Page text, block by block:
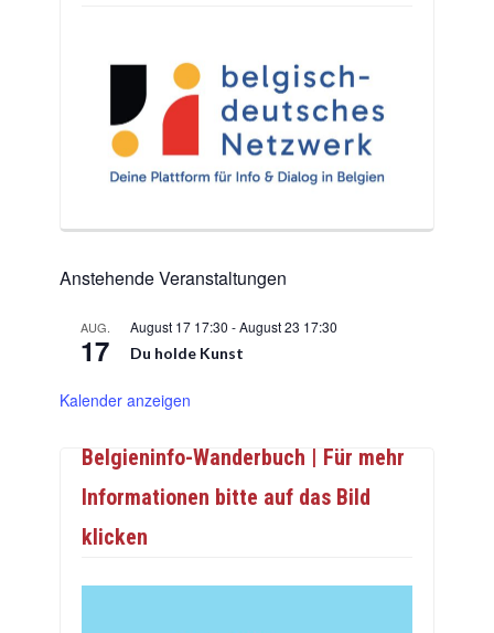
Anstehende Veranstaltungen
AUG.
17
August 17 17:30 -August 23 17:30
Du holde Kunst
Kalender anzeigen
Belgieninfo-Wanderbuch | Für mehr
Informationen bitte auf das Bild
klicken